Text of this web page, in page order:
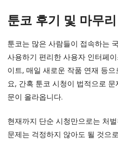
툰코 후기 및 마무리
툰코는 많은 사람들이 접속하는
사용하기 편리한 사용자 인터페
이트, 매일 새로운 작품 연재 등
요, 간혹 툰코 시청이 법적으로
문이 올라옵니다.
현재까지 단순 시청만으로는 처
문제는 걱정하지 않아도 될 것으